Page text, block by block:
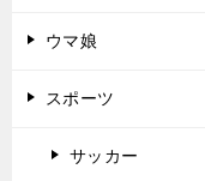
ウマ娘
スポーツ
サッカー